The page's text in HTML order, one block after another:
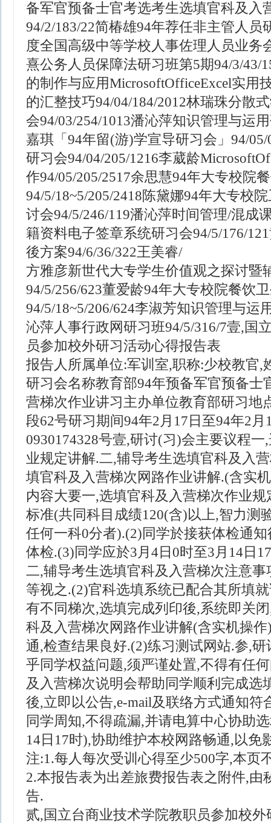
备军官预备士官考选考生选填官科及入
94/2/183/22简椿雄94年荐任非主管人员
度全国高级中等学校人事佐理人员业务
熹公务人员保障法研习班第5期94/3/43/
的制作与应用MicrosoftOfficeExcel实用
的汇整技巧94/04/184/2012林瑞珠分散
会94/03/254/1013潘沁萍知识管理与运
嘉琪「94年留(游)学宣导研习会」94/
研习会94/04/205/1216李葳龄
作94/05/205/2517余思慧94年大专校院
94/5/18~5/205/2418陈黛娜94年大专校
讨会94/5/246/119潘沁萍时间管理/混成
籍资料电子签章系统研习会94/5/176/
後方案94/6/36/322王美睿/
方雅彦新世代大专学生价值观之探讨暨
94/5/256/623董爱龄94年大专校院餐饮
94/5/18~5/206/624李淑芳知识管理与运
沁萍人事行政网研习班94/5/316/7 壹,国
员参加校外研习活动心得报告表
报告人所属单位:军训室,职称:少校教官,
研习会名称教育部94年预备军官预备士
营梯次作业讲习主办单位教育部研习地
段62号研习期间94年2月17日至94年2
0930174328号壹,研讨(习)会主要议程
业规定讲解.二,辅导考生选填官科及入
填官科及入营梯次网路作业讲解.(含实
内容大要一,选填官科及入营梯次作业
标准(共同科目成绩120(含)以上,智力测
任何一科0分者).(2)同学於接获体检通
体检.(3)同学应於3月4日0时至3月14日
二,辅导考生选填官科及入营梯次注意
等视之.(2)官科选填系统已配合其所填
有不同梯次,选填完成列印後,系统即关
科及入营梯次网路作业讲解(含实机操
通,检查结果良好.(2)练习测试网站.参,
乎同学权益问题,须严谨处置,不得有任
及入营梯次说明会帮助同学顺利完成选
後,立即以公告,e-mail及联络方式通知符
同学周知,不得疏漏,并请电算中心协助
14日17时),协助维护本校网路畅通,以免
注:1.每人每次受训心得至少500字,本页
2.本报告表为出差旅费报告表之附件,由
告.
贰,国立台商业技术学院教职员参加校